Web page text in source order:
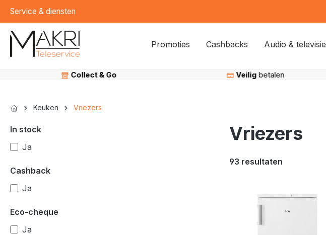
general.skipToNavigation
Service & diensten
Promoties Cashbacks Audio & televisie
Veiligbetalen Eigenhersteldienst
Keuken Vriezers
In stock
Ja
Cashback
Ja
Eco-cheque
Ja
Vriezers
93 resultaten